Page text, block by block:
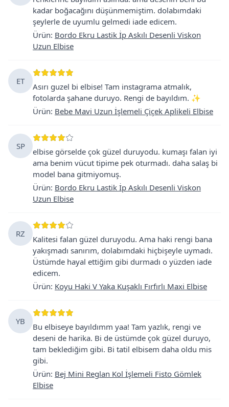
kadar boğacağını düşünmemiştim. dolabımdaki
şeylerle de uyumlu gelmedi iade edicem.
Ürün: Bordo Ekru Lastik İp Askılı Desenli Viskon
Uzun Elbise
ET
Asırı guzel bi elbise! Tam instagrama atmalık,
fotolarda şahane duruyo. Rengi de bayıldım. ✨
Ürün: Bebe Mavi Uzun İşlemeli Çiçek Aplikeli Elbise
SP
elbise görselde çok güzel duruyodu. kumaşı falan iyi
ama benim vücut tipime pek oturmadı. daha salaş bi
model bana gitmiyomuş.
Ürün: Bordo Ekru Lastik İp Askılı Desenli Viskon
Uzun Elbise
RZ
Kalitesi falan güzel duruyodu. Ama haki rengi bana
yakışmadı sanırım, dolabımdaki hiçbişeyle uymadı.
Üstümde hayal ettiğim gibi durmadı o yüzden iade
edicem.
Ürün: Koyu Haki V Yaka Kuşaklı Fırfırlı Maxi Elbise
YB
Bu elbiseye bayıldımm yaa! Tam yazlık, rengi ve
deseni de harika. Bi de üstümde çok güzel duruyo,
tam beklediğim gibi. Bi tatil elbisem daha oldu mis
gibi.
Ürün: Bej Mini Reglan Kol İşlemeli Fisto Gömlek
Elbise